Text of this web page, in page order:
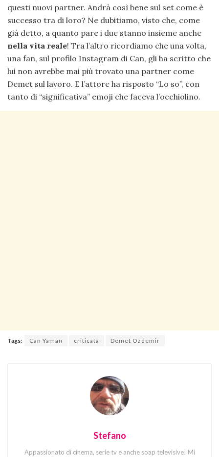
questi nuovi partner. Andrà così bene sul set come è
successo tra di loro? Ne dubitiamo, visto che, come
già detto, a quanto pare i due stanno insieme anche
nella vita reale! Tra l’altro ricordiamo che una volta,
una fan, sul profilo Instagram di Can, gli ha scritto che
lui non avrebbe mai più trovato una partner come
Demet sul lavoro. E l’attore ha risposto “Lo so”, con
tanto di “significativa” emoji che faceva l’occhiolino.
Tags: Can Yaman criticata Demet Ozdemir
Stefano
Appassionato di cinema, serie tv e anche soap televisive! Mi